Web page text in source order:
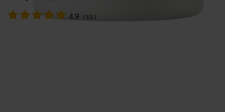
4.9 ( 50 )